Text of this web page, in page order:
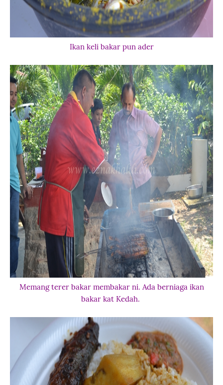
Ikan keli bakar pun ader
Memang terer bakar membakar ni. Ada berniaga ikan
bakar kat Kedah.